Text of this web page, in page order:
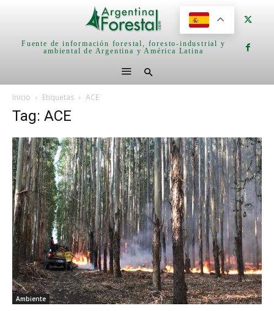
Fuente de información forestal, foresto-industrial y
ambiental de Argentina y América Latina
Inicio Etiquetas ACE
Tag: ACE
Ambiente